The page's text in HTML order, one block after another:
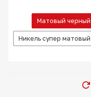
Матовый черный
Никель супер матовый